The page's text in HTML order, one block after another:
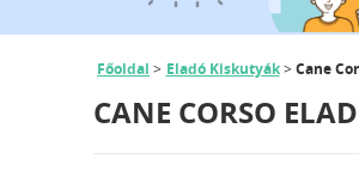
Főoldal Eladó Kiskutyák Cane
CANE CORSO